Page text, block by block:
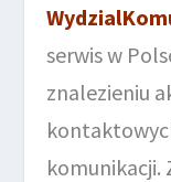
serwis w
znalezieniu
komunikacji.